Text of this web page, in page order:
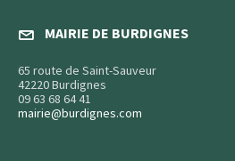
MAIRIE DE BURDIGNES
65 route de Saint-Sauveur
42220 Burdignes
09 63 68 64 41
mairie@burdignes.com